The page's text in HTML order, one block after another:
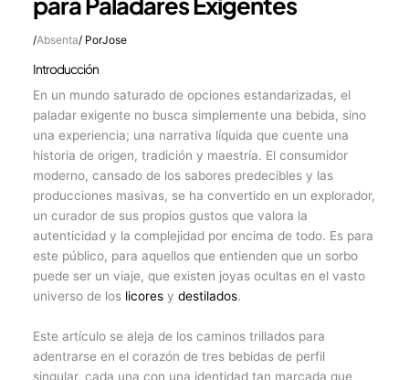
/Absenta/ PorJose
Introducción
En un mundo saturado de opciones estandarizadas, el
paladar exigente no busca simplemente una bebida, sino
una experiencia; una narrativa líquida que cuente una
historia de origen, tradición y maestría. El consumidor
moderno, cansado de los sabores predecibles y las
producciones masivas, se ha convertido en un explorador,
un curador de sus propios gustos que valora la
autenticidad y la complejidad por encima de todo. Es para
este público, para aquellos que entienden que un sorbo
puede ser un viaje, que existen joyas ocultas en el vasto
universo de los licores ydestilados.
Este artículo se aleja de los caminos trillados para
adentrarse en el corazón de tres bebidas de perfil
singular, cada una con una identidad tan marcada que